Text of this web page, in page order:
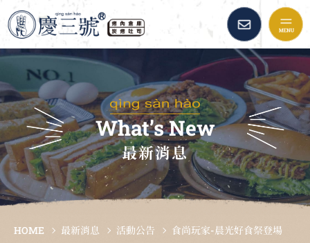
慶三號倉庫烤肉早午餐::
品牌故事
最新消息
美味餐點
What’s New
最新消息
HOME 最新消息 活動公告 食尚玩家-晨光好食祭登場